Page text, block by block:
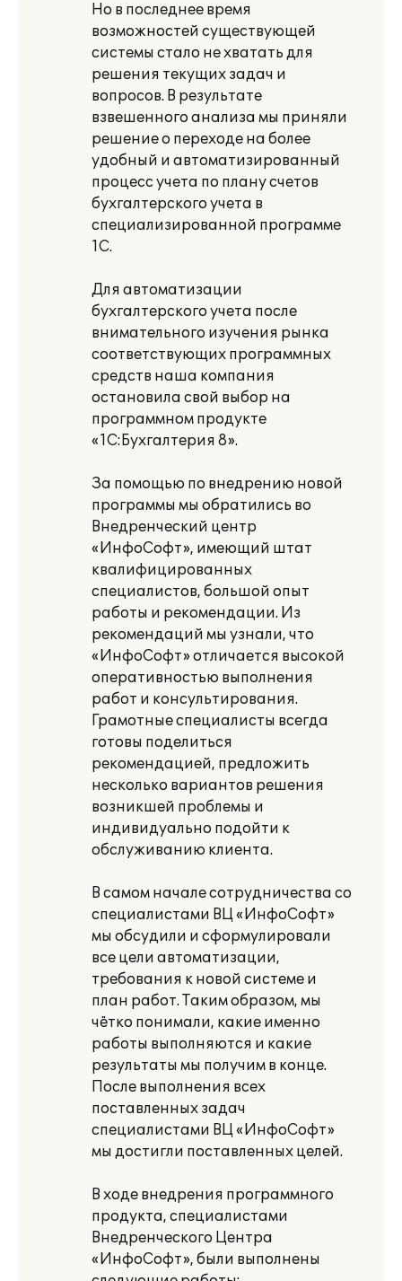
Но в последнее время
возможностей существующей
системы стало не хватать для
решения текущих задач и
вопросов. В результате
взвешенного анализа мы приняли
решение о переходе на более
удобный и автоматизированный
процесс учета по плану счетов
бухгалтерского учета в
специализированной программе
1С.
Для автоматизации
бухгалтерского учета после
внимательного изучения рынка
соответствующих программных
средств наша компания
остановила свой выбор на
программном продукте
«1С:Бухгалтерия 8».
За помощью по внедрению новой
программы мы обратились во
Внедренческий центр
«ИнфоСофт», имеющий штат
квалифицированных
специалистов, большой опыт
работы и рекомендации. Из
рекомендаций мы узнали, что
«ИнфоСофт» отличается высокой
оперативностью выполнения
работ и консультирования.
Грамотные специалисты всегда
готовы поделиться
рекомендацией, предложить
несколько вариантов решения
возникшей проблемы и
индивидуально подойти к
обслуживанию клиента.
В самом начале сотрудничества со
специалистами ВЦ «ИнфоСофт»
мы обсудили и сформулировали
все цели автоматизации,
требования к новой системе и
план работ. Таким образом, мы
чётко понимали, какие именно
работы выполняются и какие
результаты мы получим в конце.
После выполнения всех
поставленных задач
специалистами ВЦ «ИнфоСофт»
мы достигли поставленных целей.
В ходе внедрения программного
продукта, специалистами
Внедренческого Центра
«ИнфоСофт», были выполнены